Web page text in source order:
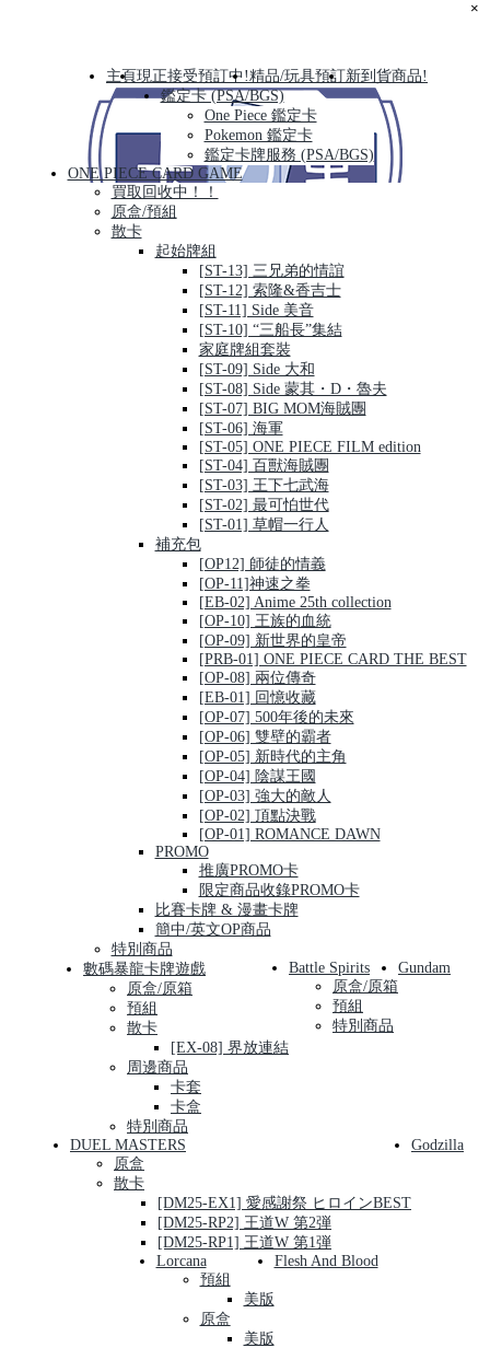
主頁現正接受預訂中!精品/玩具預訂新到貨商品!
鑑定卡 (PSA/BGS)
One Piece 鑑定卡
Pokemon 鑑定卡
鑑定卡牌服務 (PSA/BGS)
ONE PIECE CARD GAME
買取回收中！！
原盒/預組
散卡
起始牌組
[ST-13] 三兄弟的情誼
[ST-12] 索隆&香吉士
[ST-11] Side 美音
[ST-10] “三船長”集結
家庭牌組套裝
[ST-09] Side 大和
[ST-08] Side 蒙其・D・魯夫
[ST-07] BIG MOM海賊團
[ST-06] 海軍
[ST-05] ONE PIECE FILM edition
[ST-04] 百獸海賊團
[ST-03] 王下七武海
[ST-02] 最可怕世代
[ST-01] 草帽一行人
補充包
[OP12] 師徒的情義
[OP-11]神速之拳
[EB-02] Anime 25th collection
[OP-10] 王族的血統
[OP-09] 新世界的皇帝
[PRB-01] ONE PIECE CARD THE BEST
[OP-08] 兩位傳奇
[EB-01] 回憶收藏
[OP-07] 500年後的未來
[OP-06] 雙壁的霸者
[OP-05] 新時代的主角
[OP-04] 陰謀王國
[OP-03] 強大的敵人
[OP-02] 頂點決戰
[OP-01] ROMANCE DAWN
PROMO
推廣PROMO卡
限定商品收錄PROMO卡
比賽卡牌 & 漫畫卡牌
簡中/英文OP商品
特別商品
數碼暴龍卡牌遊戲
原盒/原箱
預組
散卡
[EX-08] 界放連結
周邊商品
卡套
卡盒
特別商品
Battle Spirits
原盒/原箱
預組
特別商品
Gundam
DUEL MASTERS
原盒
散卡
[DM25-EX1] 愛感謝祭 ヒロインBEST
[DM25-RP2] 王道W 第2弾
[DM25-RP1] 王道W 第1弾
Godzilla
Lorcana
預組
美版
原盒
美版
Flesh And Blood
×